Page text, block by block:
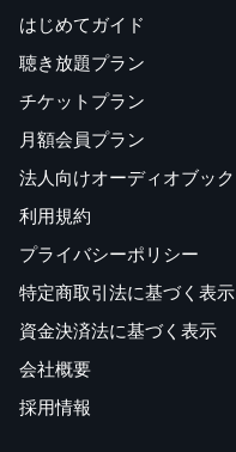
はじめてガイド
聴き放題プラン
チケットプラン
月額会員プラン
法人向けオーディオブック
利用規約
プライバシーポリシー
特定商取引法に基づく表示
資金決済法に基づく表示
会社概要
採用情報